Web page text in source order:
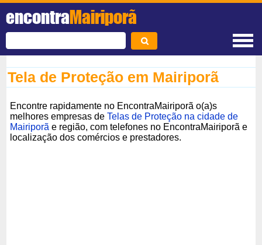
encontraMairiporã
Tela de Proteção em Mairiporã
Encontre rapidamente no EncontraMairiporã o(a)s
melhores empresas deTelas de Proteção na cidade de
Mairiporã e região, com telefones no EncontraMairiporã e
localização dos comércios e prestadores.